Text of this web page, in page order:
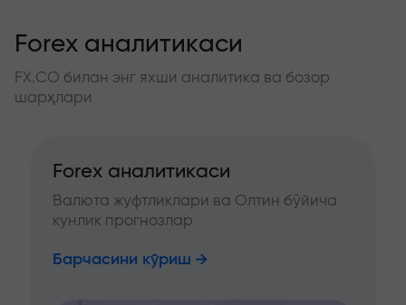
Forex аналитикаси
FX.CO билан энг яхши аналитика ва бозор
шарҳлари
Forex аналитикаси
Валюта жуфтликлари ва Олтин бўйича
кунлик прогнозлар
Барчасини кўриш